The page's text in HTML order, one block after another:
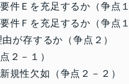
件Ｅを充足するか（争点１
件Ｆを充足するか（争点１
が存するか（争点２）
２－１）
規性欠如（争点２－２）